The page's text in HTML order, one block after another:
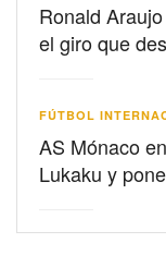
Ronald
el giro que
FÚTBOL
AS Mónaco
Lukaku y